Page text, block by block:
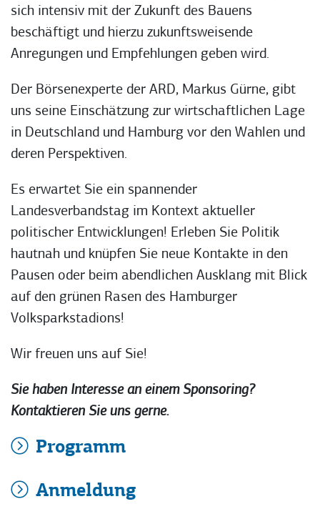
sich intensiv mit der Zukunft des Bauens
beschäftigt und hierzu zukunftsweisende
Anregungen und Empfehlungen geben wird.
Der Börsenexperte der ARD, Markus Gürne, gibt
uns seine Einschätzung zur wirtschaftlichen Lage
in Deutschland und Hamburg vor den Wahlen und
deren Perspektiven.
Es erwartet Sie ein spannender
Landesverbandstag im Kontext aktueller
politischer Entwicklungen! Erleben Sie Politik
hautnah und knüpfen Sie neue Kontakte in den
Pausen oder beim abendlichen Ausklang mit Blick
auf den grünen Rasen des Hamburger
Volksparkstadions!
Wir freuen uns auf Sie!
Sie haben Interesse an einem Sponsoring?
Kontaktieren Sie uns gerne.
Programm
Anmeldung